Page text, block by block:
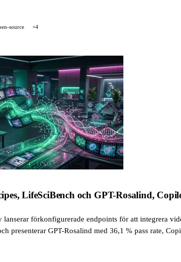
source +4
LifeSciBench och GPT-Rosalind,
lanserar förkonfigurerade endpoints för att integrera
presenterar GPT-Rosalind med 36,1 % pass rate,